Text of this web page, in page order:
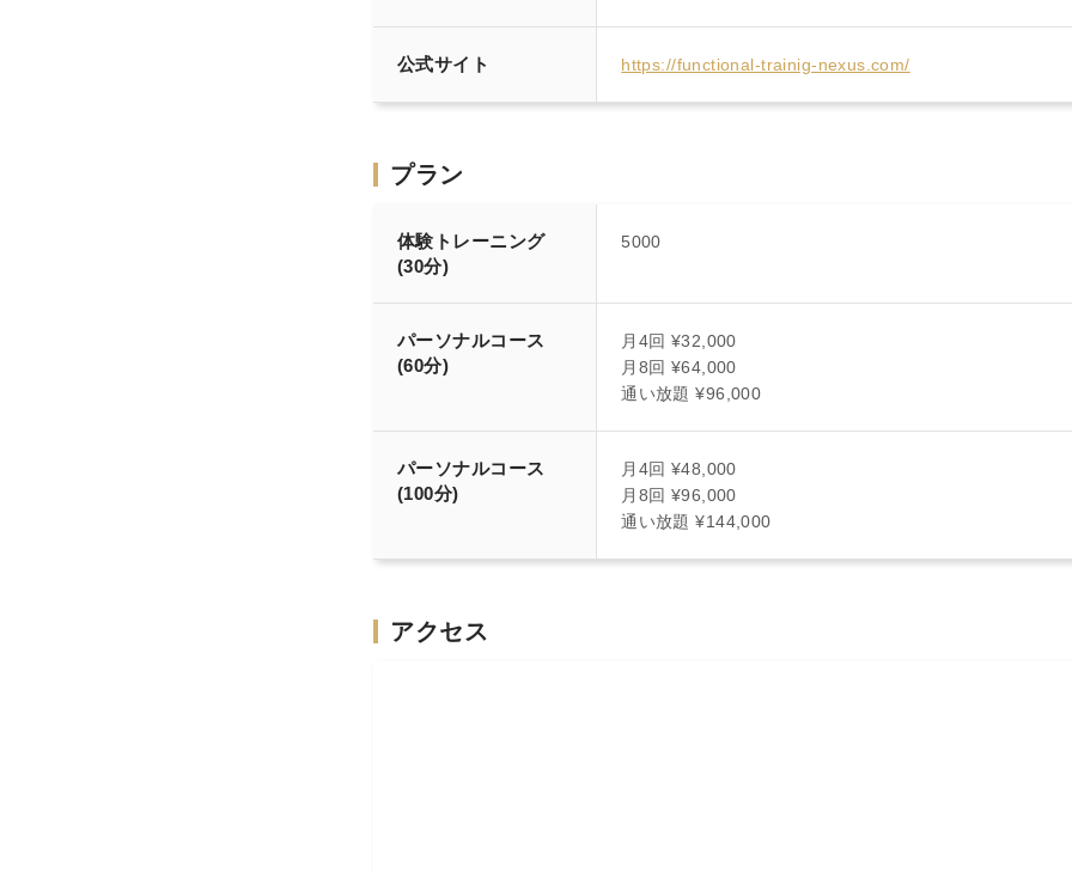
公式サイト https://functional-trainig-nexus.com/
プラン
体験トレーニング
(30分)
5000
パーソナルコース
(60分)
月4回 ¥32,000
月8回 ¥64,000
通い放題 ¥96,000
パーソナルコース
(100分)
月4回 ¥48,000
月8回 ¥96,000
通い放題 ¥144,000
アクセス